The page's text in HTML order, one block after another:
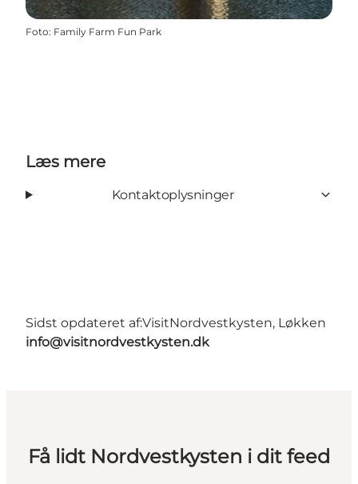
Foto: Family Farm Fun Park
Læs mere
Kontaktoplysninger
Sidst opdateret af:VisitNordvestkysten, Løkken
info@visitnordvestkysten.dk
Få lidt Nordvestkysten i dit feed